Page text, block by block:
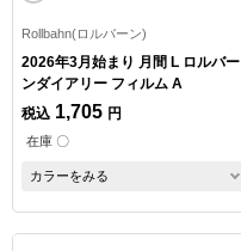
Rollbahn(ロルバーン)
2026年3月始まり 月間 L ロルバー
ンダイアリー フィルム A
税込 1,705 円
在庫 〇
カラーをみる